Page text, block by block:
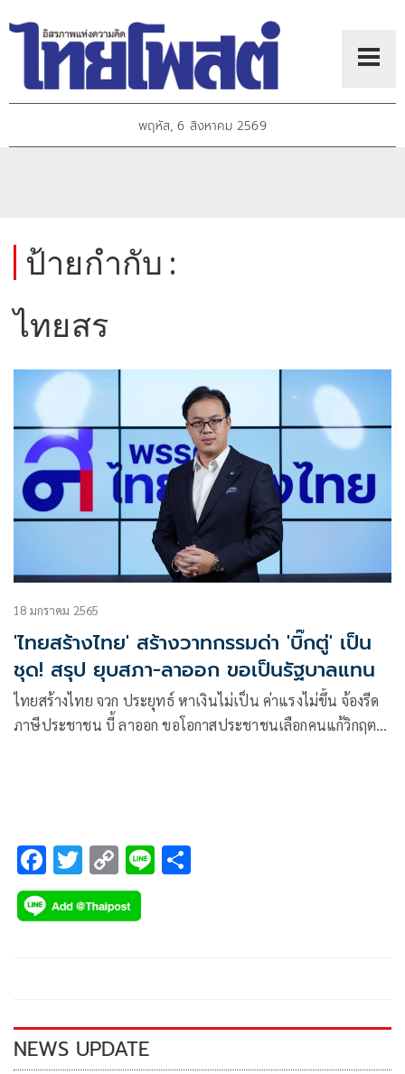
พฤหัส, 6 สิงหาคม 2569
ป้ายกำกับ :
ไทยสร
18 มกราคม 2565
'ไทยสร้างไทย' สร้างวาทกรรมด่า 'บิ๊กตู่' เป็น
ชุด! สรุป ยุบสภา-ลาออก ขอเป็นรัฐบาลแทน
ไทยสร้างไทย จวก ประยุทธ์ หาเงินไม่เป็น ค่าแรงไม่ขึ้น จ้องรีด
ภาษีประชาชน บี้ ลาออก ขอโอกาสประชาชนเลือกคนแก้วิกฤต
F
ac
e
k
T
wi
tt
C
o
p
k
Li
NEWS UPDATE